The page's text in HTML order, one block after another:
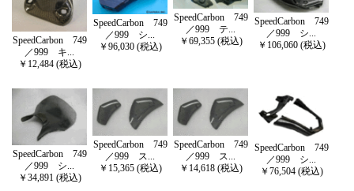
SpeedCarbon 749
／999 キ...
￥12,484 (税込)
SpeedCarbon 749
／999 シ...
￥96,030 (税込)
SpeedCarbon 749
／999 テ...
￥69,355 (税込)
SpeedCarbon 749
／999 シ...
￥106,060 (税込)
SpeedCarbon 749
／999 シ...
￥34,891 (税込)
SpeedCarbon 749
／999 ス...
￥15,365 (税込)
SpeedCarbon 749
／999 ス...
￥14,618 (税込)
SpeedCarbon 749
／999 シ...
￥76,504 (税込)